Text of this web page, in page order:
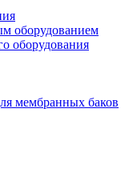
оборудованием
оборудования
мембранных баков